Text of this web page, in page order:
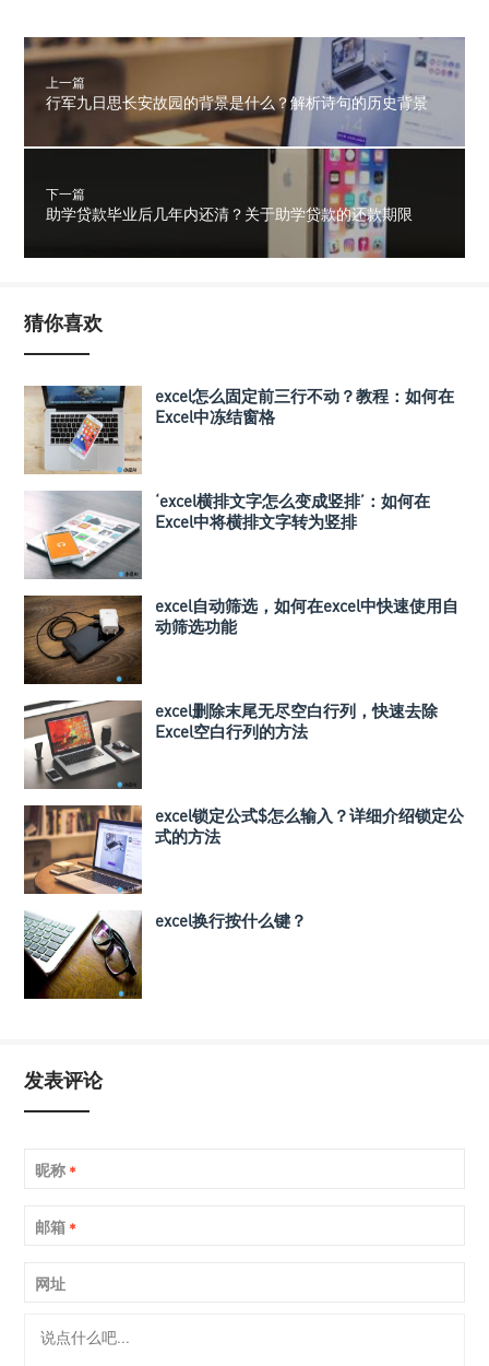
上一篇
行军九日思长安故园的背景是什么？解析诗句的历史背景
下一篇
助学贷款毕业后几年内还清？关于助学贷款的还款期限
猜你喜欢
excel怎么固定前三行不动？教程：如何在
Excel中冻结窗格
‘excel横排文字怎么变成竖排’：如何在
Excel中将横排文字转为竖排
excel自动筛选，如何在excel中快速使用自
动筛选功能
excel删除末尾无尽空白行列，快速去除
Excel空白行列的方法
excel锁定公式$怎么输入？详细介绍锁定公
式的方法
excel换行按什么键？
发表评论
昵称 *
邮箱 *
网址